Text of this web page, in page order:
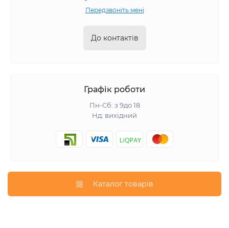
Передзвоніть мені
До контактів
Графік роботи
Пн-Сб: з 9до 18
Нд: вихідний
Каталог товарів